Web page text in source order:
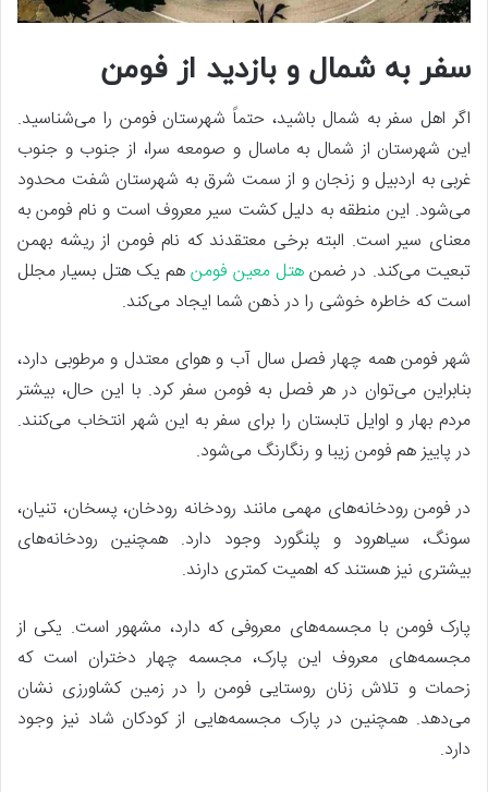
سفر به شمال و بازدید از فومن
اگر اهل سفر به شمال باشید، حتماً شهرستان فومن را می‌شناسید.
این شهرستان از شمال به ماسال و صومعه سرا، از جنوب و جنوب
غربی به اردبیل و زنجان و از سمت شرق به شهرستان شفت محدود
می‌شود. این منطقه به دلیل کشت سیر معروف است و نام فومن به
معنای سیر است. البته برخی معتقدند که نام فومن از ریشه بهمن
تبعیت می‌کند. در ضمنهتل معین فومنهم یک هتل بسیار مجلل
است که خاطره خوشی را در ذهن شما ایجاد می‌کند.
شهر فومن همه چهار فصل سال آب و هوای معتدل و مرطوبی دارد،
بنابراین می‌توان در هر فصل به فومن سفر کرد. با این حال، بیشتر
مردم بهار و اوایل تابستان را برای سفر به این شهر انتخاب می‌کنند.
در پاییز هم فومن زیبا و رنگارنگ می‌شود.
در فومن رودخانه‌های مهمی مانند رودخانه رودخان، پسخان، تنیان،
سونگ، سیاهرود و پلنگورد وجود دارد. همچنین رودخانه‌های
بیشتری نیز هستند که اهمیت کمتری دارند.
پارک فومن با مجسمه‌های معروفی که دارد، مشهور است. یکی از
مجسمه‌های معروف این پارک، مجسمه چهار دختران است که
زحمات و تلاش زنان روستایی فومن را در زمین کشاورزی نشان
می‌دهد. همچنین در پارک مجسمه‌هایی از کودکان شاد نیز وجود
دارد.